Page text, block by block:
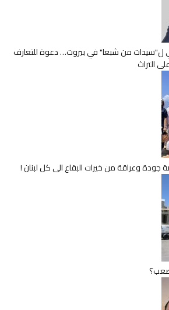
من شبعا" في بيروت… دعوة للتعارف
التراث
جودة وعراقة من خيرات البقاع الى كل لبنان !